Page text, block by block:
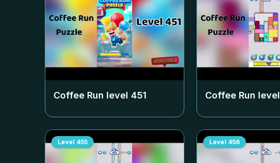
Coffee Run level 451 Coffee Run level
Level 455 Level 456